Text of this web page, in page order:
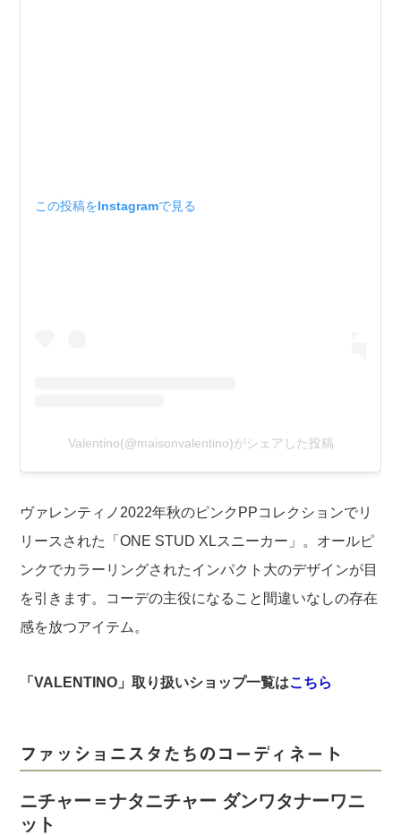
この投稿をInstagramで見る
Valentino(@maisonvalentino)がシェアした投稿
ヴァレンティノ2022年秋のピンクPPコレクションでリ
リースされた「ONE STUD XLスニーカー」。オールピ
ンクでカラーリングされたインパクト大のデザインが目
を引きます。コーデの主役になること間違いなしの存在
感を放つアイテム。
「VALENTINO」取り扱いショップ一覧はこちら
ファッショニスタたちのコーディネート
ニチャー＝ナタニチャー ダンワタナーワニ
ット